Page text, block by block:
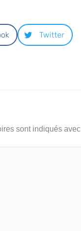
Twitter
sont indiqués avec